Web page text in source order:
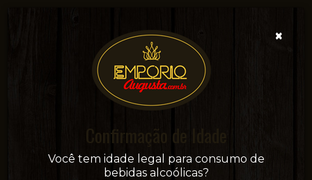
Sua conveniência e adega on-line!
×
Confirmação de Idade
Você tem idade legal para consumo de
bebidas alcoólicas?